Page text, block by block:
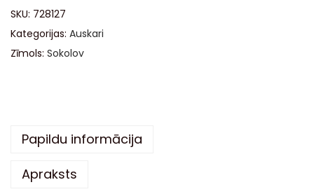
SKU: 728127
Kategorijas: Auskari
Zīmols: Sokolov
Papildu informācija
Apraksts